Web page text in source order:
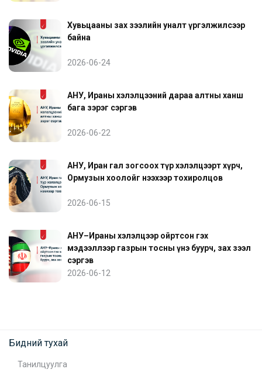
Хувьцааны зах зээлийн уналт үргэлжилсээр
байна
2026-06-24
АНУ, Ираны хэлэлцээний дараа алтны ханш
бага зэрэг сэргэв
2026-06-22
АНУ, Иран гал зогсоох түр хэлэлцээрт хүрч,
Ормузын хоолойг нээхээр тохиролцов
2026-06-15
АНУ–Ираны хэлэлцээр ойртсон гэх
мэдээллээр газрын тосны үнэ буурч, зах зээл
сэргэв
2026-06-12
Бидний тухай
Танилцуулга